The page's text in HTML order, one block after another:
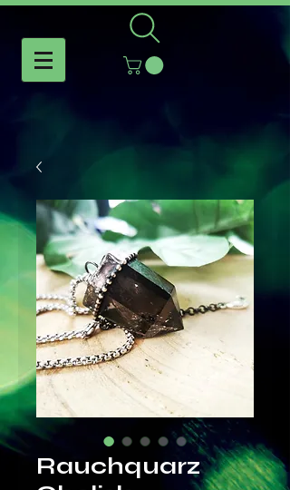
Rauchquarz